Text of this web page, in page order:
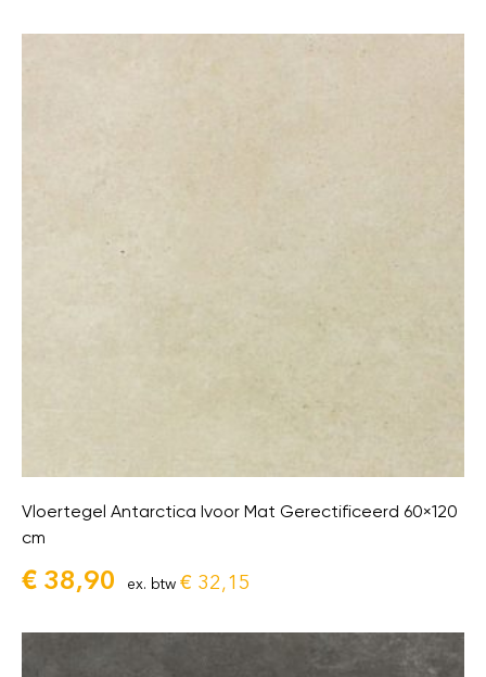
Vloertegel Antarctica Ivoor Mat Gerectificeerd 60×120
cm
€ 38,90 ex. btw € 32,15